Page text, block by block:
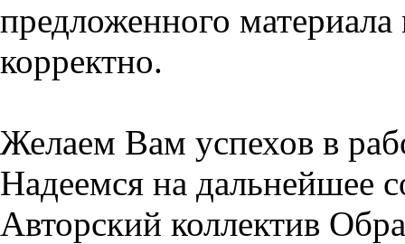
предложенного
корректно.
Желаем Вам успехов в
Надеемся на дальнейшее
Авторский коллектив